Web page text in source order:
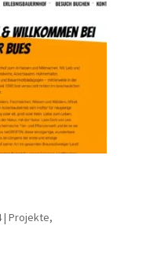
| Projekte,